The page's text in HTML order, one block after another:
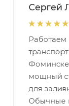
Сергей
Работаем
мощный
для
Обычные